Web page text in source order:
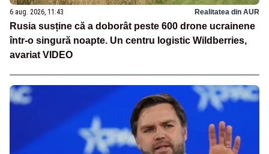
6 aug. 2026, 11:43 Realitatea din AUR
Rusia susține că a doborât peste 600 drone ucrainene
într-o singură noapte. Un centru logistic Wildberries,
avariat VIDEO